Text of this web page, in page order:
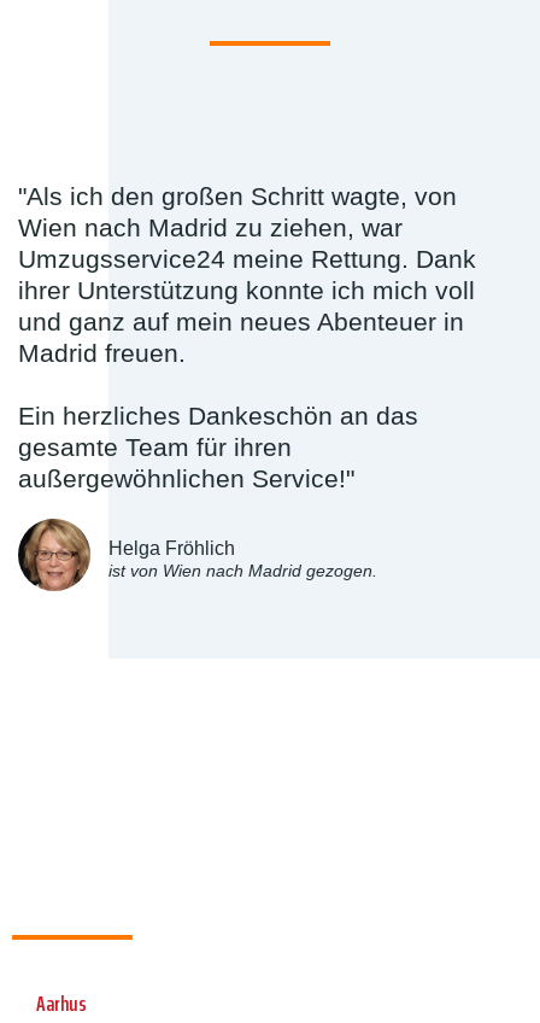
"Als ich den großen Schritt wagte, von
Wien nach Madrid zu ziehen, war
Umzugsservice24 meine Rettung. Dank
ihrer Unterstützung konnte ich mich voll
und ganz auf mein neues Abenteuer in
Madrid freuen.
Ein herzliches Dankeschön an das
gesamte Team für ihren
außergewöhnlichen Service!"
Helga Fröhlich
ist von Wien nach Madrid gezogen.
Aarhus